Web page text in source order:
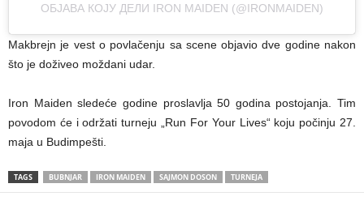
ОБЈАВА КОЈУ ДЕЛИ IRON MAIDEN (@IRONMAIDEN)
Makbrejn je vest o povlačenju sa scene objavio dve godine nakon
što je doživeo moždani udar.
Iron Maiden sledeće godine proslavlja 50 godina postojanja. Tim
povodom će i održati turneju „Run For Your Lives“ koju počinju 27.
maja u Budimpešti.
TAGS BUBNJAR IRON MAIDEN SAJMON DOSON TURNEJA